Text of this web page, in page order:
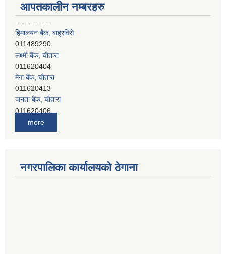
आपतकालीन नम्बरहरु
हिमालयन बैंक, बाह्रविसे
011489290
लक्ष्मी बैंक, चाैतारा
011620404
मेगा बैंक, चाैतारा
011620413
जनता बैंक, चाैतारा
011620406
सिभिल बैंक, मेलम्ची
011401055
more
नगरपालिका कार्यालयको ठेगाना